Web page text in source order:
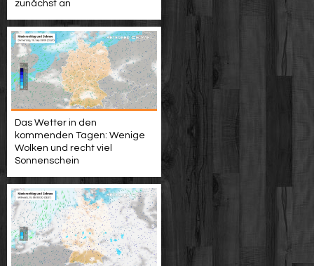
zunächst an
Das Wetter in den
kommenden Tagen: Wenige
Wolken und recht viel
Sonnenschein